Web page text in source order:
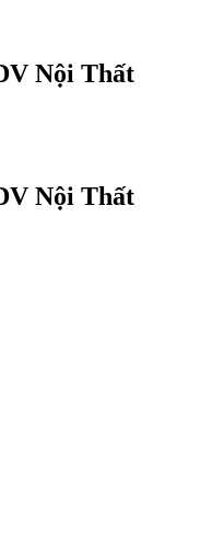
Nội Thất
Nội Thất